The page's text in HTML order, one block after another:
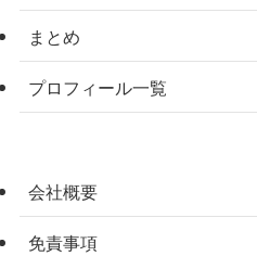
まとめ
プロフィール一覧
会社概要
免責事項